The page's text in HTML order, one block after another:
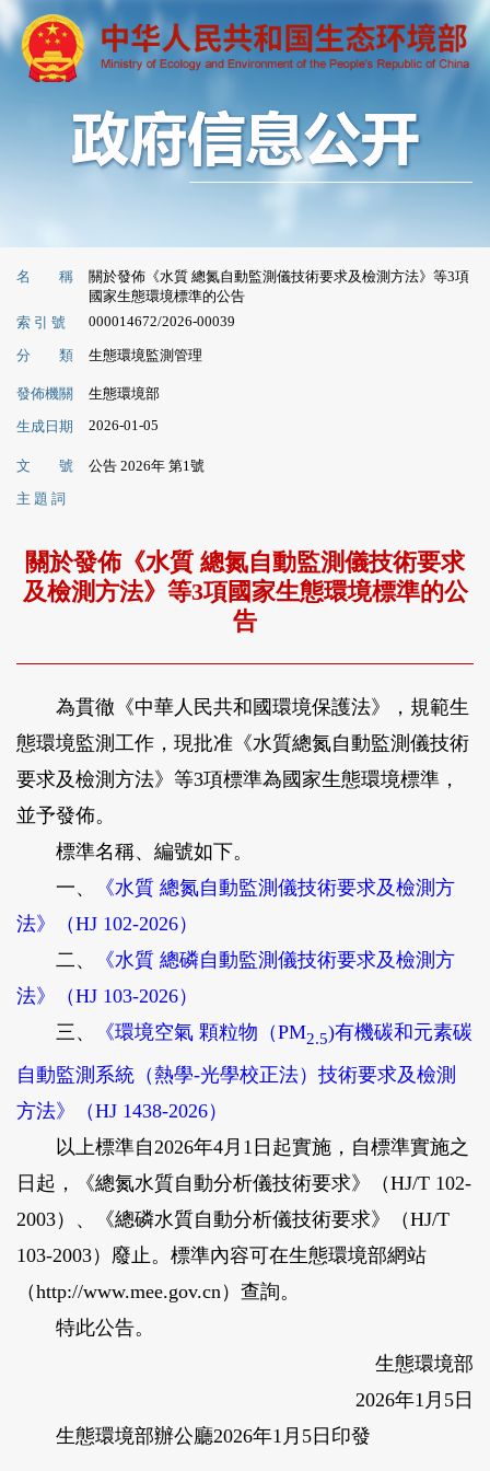
名 稱
關於發佈《水質 總氮自動監測儀技術要求及檢測方法》等3項
國家生態環境標準的公告
索 引 號
000014672/2026-00039
分 類 生態環境監測管理
發佈機關
生態環境部
生成日期
2026-01-05
文 號
公告 2026年 第1號
主 題 詞
關於發佈《水質 總氮自動監測儀技術要求
及檢測方法》等3項國家生態環境標準的公
告
為貫徹《中華人民共和國環境保護法》，規範生
態環境監測工作，現批准《水質總氮自動監測儀技術
要求及檢測方法》等3項標準為國家生態環境標準，
並予發佈。
標準名稱、編號如下。
一、
《水質 總氮自動監測儀技術要求及檢測方
法》（HJ 102-2026）
二、
《水質 總磷自動監測儀技術要求及檢測方
法》（HJ 103-2026）
三、
《環境空氣 顆粒物（PM2.5)有機碳和元素碳
自動監測系統（熱學-光學校正法）技術要求及檢測
方法》（HJ 1438-2026）
以上標準自2026年4月1日起實施，自標準實施之
日起，《總氮水質自動分析儀技術要求》（HJ/T 102-
2003）、《總磷水質自動分析儀技術要求》（HJ/T
103-2003）廢止。標準內容可在生態環境部網站
（http://www.mee.gov.cn）查詢。
特此公告。
生態環境部
2026年1月5日
生態環境部辦公廳2026年1月5日印發